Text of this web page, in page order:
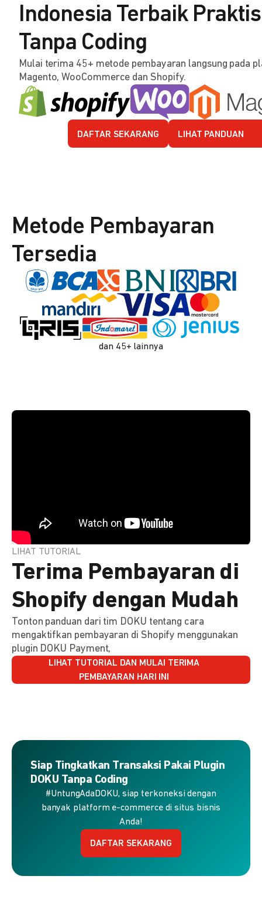
Indonesia Terbaik Praktis
Tanpa Coding
Mulai terima 45+ metode pembayaran langsung pada
Magento, WooCommerce dan Shopify.
DAFTAR SEKARANG LIHAT PANDUAN
Metode Pembayaran
Tersedia
dan 45+ lainnya
LIHAT TUTORIAL
Terima Pembayaran di
Shopify dengan Mudah
Tonton panduan dari tim DOKU tentang cara
mengaktifkan pembayaran di Shopify menggunakan
plugin DOKU Payment,
LIHAT TUTORIAL DAN MULAI TERIMA
PEMBAYARAN HARI INI
Siap Tingkatkan Transaksi Pakai Plugin
DOKU Tanpa Coding
#UntungAdaDOKU, siap terkoneksi dengan
banyak platform e-commerce di situs bisnis
Anda!
DAFTAR SEKARANG